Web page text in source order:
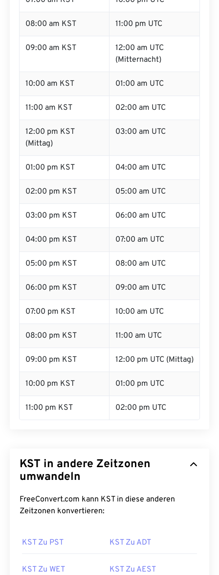
08:00 am KST 11:00 pm UTC
09:00 am KST
12:00 am UTC
(Mitternacht)
10:00 am KST 01:00 am UTC
11:00 am KST 02:00 am UTC
12:00 pm KST
(Mittag)
03:00 am UTC
01:00 pm KST 04:00 am UTC
02:00 pm KST 05:00 am UTC
03:00 pm KST 06:00 am UTC
04:00 pm KST 07:00 am UTC
05:00 pm KST 08:00 am UTC
06:00 pm KST 09:00 am UTC
07:00 pm KST 10:00 am UTC
08:00 pm KST 11:00 am UTC
09:00 pm KST 12:00 pm UTC (Mittag)
10:00 pm KST 01:00 pm UTC
11:00 pm KST 02:00 pm UTC
KST in andere Zeitzonen
umwandeln
FreeConvert.com kann KST in diese anderen
Zeitzonen konvertieren:
KST Zu PST KST Zu ADT
KST Zu WET KST Zu AEST